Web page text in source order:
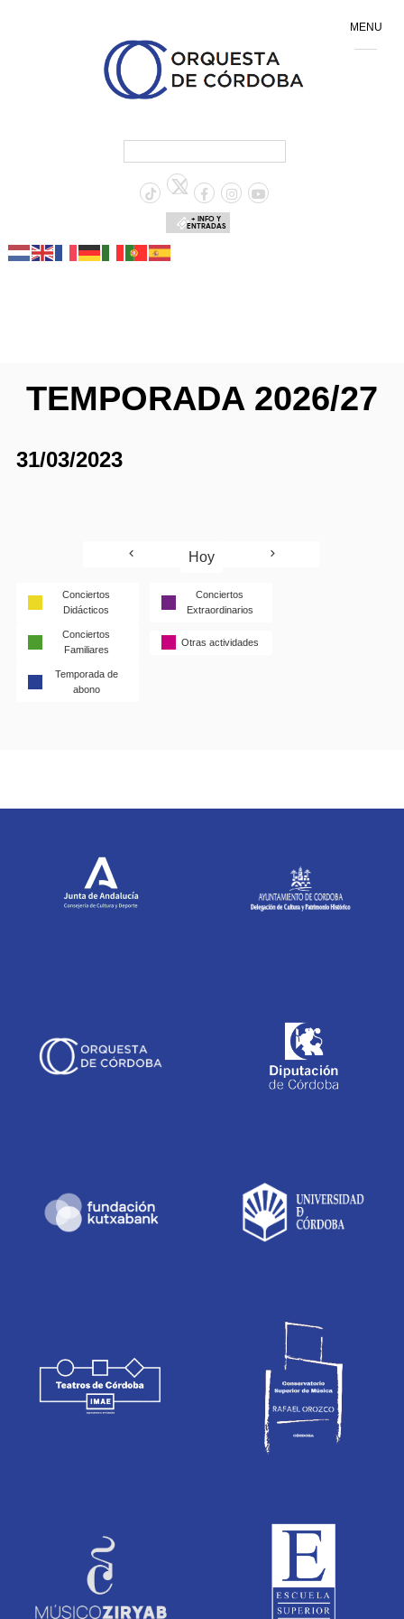
+ INFO Y
ENTRADAS
TEMPORADA 2026/27
31/03/2023
Hoy
Conciertos
Didácticos
Conciertos
Extraordinarios
Conciertos
Familiares
Otras actividades
Temporada de
abono
MENU